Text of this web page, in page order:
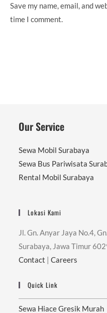
Save my name, email, and
time I comment.
Our Service
Sewa Mobil Surabaya
Sewa Bus Pariwisata
Rental Mobil Surabaya
Lokasi Kami
Jl. Gn. Anyar Jaya No.4,
Surabaya, Jawa Timur
Contact |Careers
Quick Link
Sewa Hiace Gresik Murah